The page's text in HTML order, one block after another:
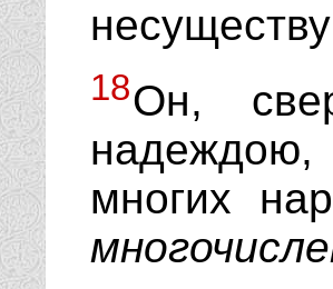
18Он,
надеждою,
многих